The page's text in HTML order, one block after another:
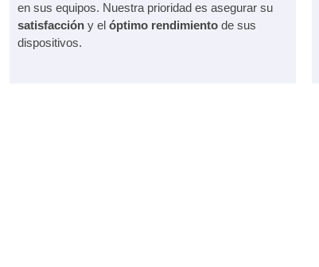
en sus equipos. Nuestra prioridad es asegurar su
satisfacción y el óptimo rendimiento de sus
dispositivos.